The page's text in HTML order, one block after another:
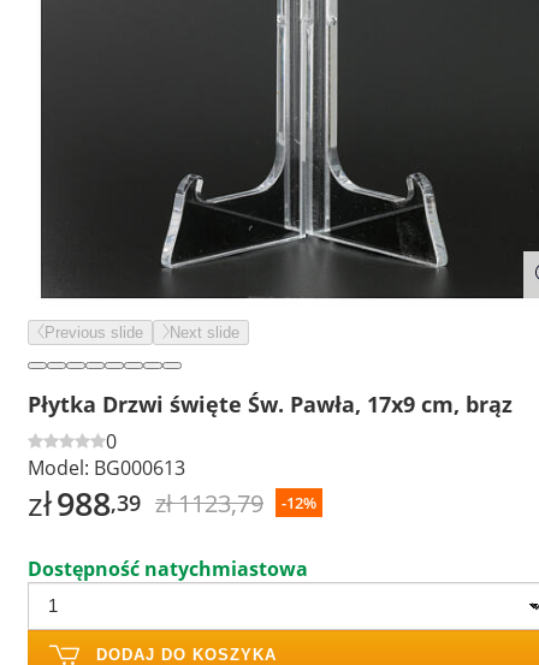
Previous slide Next slide
Płytka Drzwi święte Św. Pawła, 17x9 cm, brąz
0
Model: BG000613
zł988,39 zł 1123,79 -12%
Dostępność natychmiastowa
DODAJ DO KOSZYKA